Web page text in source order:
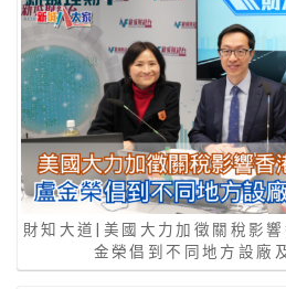
財知大道|美國大力加徵關稅影
金榮倡到不同地方設廠